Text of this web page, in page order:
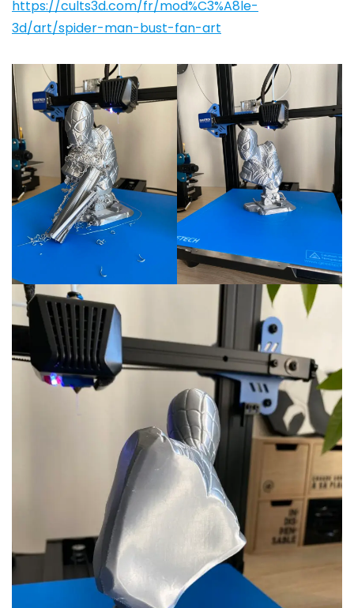
https://cults3d.com/fr/mod%C3%A8le-
3d/art/spider-man-bust-fan-art